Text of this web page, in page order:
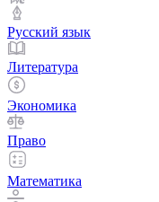
Русский язык
Литература
Экономика
Право
Математика